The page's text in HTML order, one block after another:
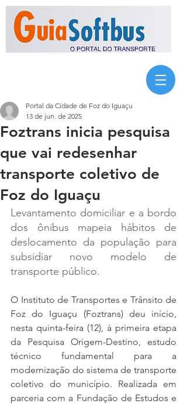
Foztrans inicia pesquisa
que vai redesenhar
transporte coletivo de
Foz do Iguaçu
Portal da Cidade de Foz do Iguaçu
13 de jun. de 2025
Levantamento domiciliar e a bordo
dos ônibus mapeia hábitos de
deslocamento da população para
subsidiar novo modelo de
transporte público.
O Instituto de Transportes e Trânsito de
Foz do Iguaçu (Foztrans) deu início,
nesta quinta-feira (12), à primeira etapa
da Pesquisa Origem-Destino, estudo
técnico fundamental para a
modernização do sistema de transporte
coletivo do município. Realizada em
parceria com a Fundação de Estudos e